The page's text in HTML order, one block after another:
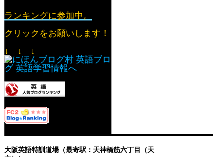
ランキングに参加中。
クリックをお願いします！
↓ ↓ ↓
大阪英語特訓道場（最寄駅：天神橋筋六丁目（天